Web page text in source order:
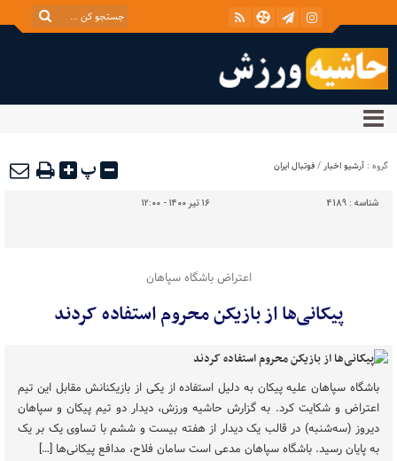
گروه : آرشیو اخبار/فوتبال ایران پ
شناسه : 4189 ۱۶ تیر ۱۴۰۰ - ۱۲:۰۰
اعتراض باشگاه سپاهان
پیکانی‌ها از بازیکن محروم استفاده کردند
باشگاه سپاهان علیه پیکان به دلیل استفاده از یکی از بازیکنانش مقابل این تیم
اعتراض و شکایت کرد. به گزارش حاشیه ورزش، دیدار دو تیم پیکان و سپاهان
دیروز (سه‌شنبه) در قالب یک دیدار از هفته بیست و ششم با تساوی یک بر یک
به پایان رسید. باشگاه سپاهان مدعی است سامان فلاح، مدافع پیکانی‌ها […]